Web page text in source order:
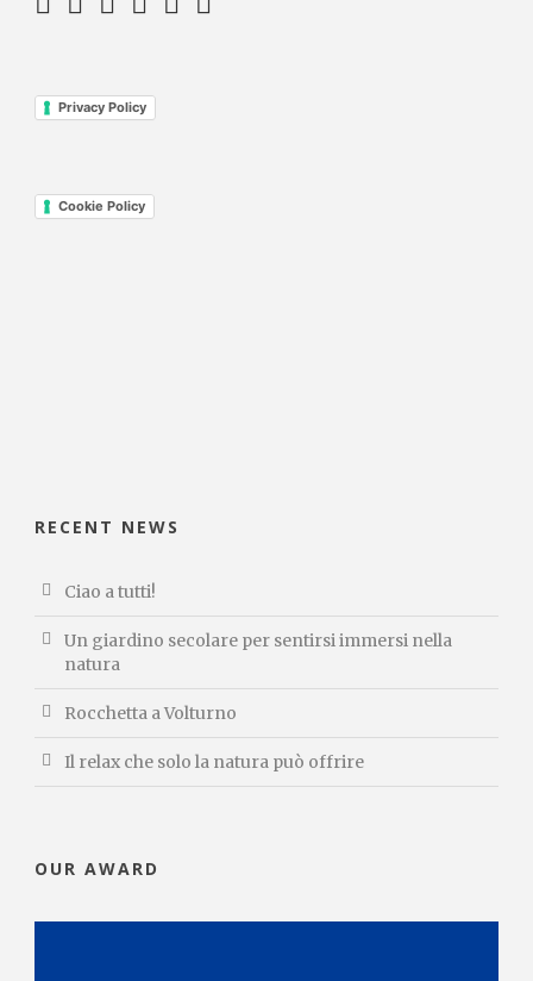
Privacy Policy
Cookie Policy
RECENT NEWS
Ciao a tutti!
Un giardino secolare per sentirsi immersi nella
natura
Rocchetta a Volturno
Il relax che solo la natura può offrire
OUR AWARD